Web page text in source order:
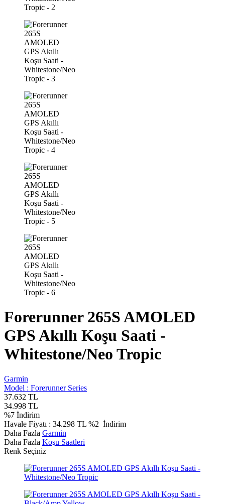
Forerunner 265S AMOLED
GPS Akıllı Koşu Saati -
Whitestone/Neo Tropic
Garmin
Model : Forerunner Series
37.632 TL
34.998 TL
%7 İndirim
Havale Fiyatı : 34.298 TL %2 İndirim
Daha Fazla Garmin
Daha Fazla Koşu Saatleri
Renk Seçiniz